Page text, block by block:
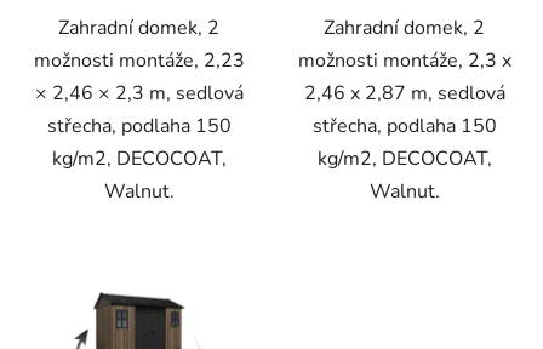
Zahradní domek, 2
možnosti montáže, 2,23
× 2,46 × 2,3 m, sedlová
střecha, podlaha 150
kg/m2, DECOCOAT,
Walnut.
Zahradní domek, 2
možnosti montáže, 2,3 x
2,46 x 2,87 m, sedlová
střecha, podlaha 150
kg/m2, DECOCOAT,
Walnut.